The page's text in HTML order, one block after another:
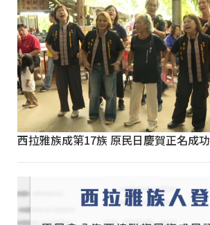
西拉雅族成第17族 原民日慶賀正名成功